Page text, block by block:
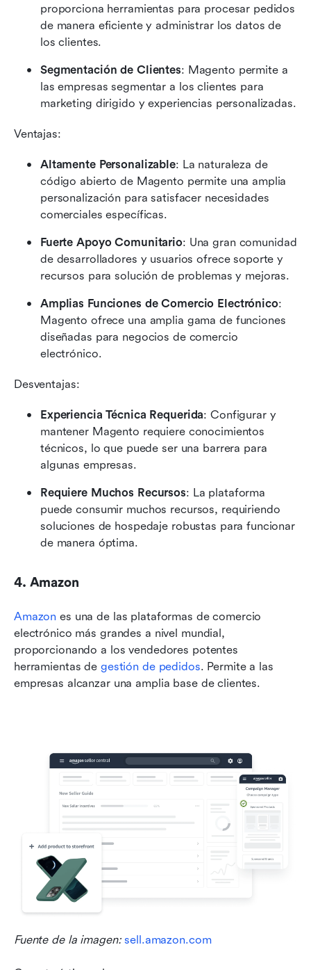
proporciona herramientas para procesar pedidos
de manera eficiente y administrar los datos de
los clientes.
Segmentación de Clientes: Magento permite a
las empresas segmentar a los clientes para
marketing dirigido y experiencias personalizadas.
Ventajas:
Altamente Personalizable: La naturaleza de
código abierto de Magento permite una amplia
personalización para satisfacer necesidades
comerciales específicas.
Fuerte Apoyo Comunitario: Una gran comunidad
de desarrolladores y usuarios ofrece soporte y
recursos para solución de problemas y mejoras.
Amplias Funciones de Comercio Electrónico:
Magento ofrece una amplia gama de funciones
diseñadas para negocios de comercio
electrónico.
Desventajas:
Experiencia Técnica Requerida: Configurar y
mantener Magento requiere conocimientos
técnicos, lo que puede ser una barrera para
algunas empresas.
Requiere Muchos Recursos: La plataforma
puede consumir muchos recursos, requiriendo
soluciones de hospedaje robustas para funcionar
de manera óptima.
4. Amazon
Amazon es una de las plataformas de comercio
electrónico más grandes a nivel mundial,
proporcionando a los vendedores potentes
herramientas de gestión de pedidos. Permite a las
empresas alcanzar una amplia base de clientes.
Fuente de la imagen: sell.amazon.com